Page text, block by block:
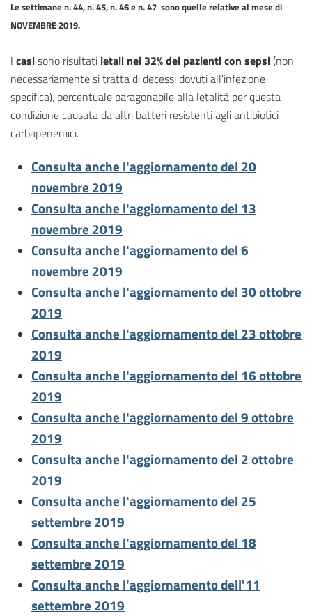
Le settimane n. 44, n. 45, n. 46 e n. 47 sono quelle relative al mese di
NOVEMBRE 2019.
I casisono risultati letali nel 32% dei pazienti con sepsi(non
necessariamente si tratta di decessi dovuti all'infezione
specifica), percentuale paragonabile alla letalità per questa
condizione causata da altri batteri resistenti agli antibiotici
carbapenemici.
Consulta anche l'aggiornamento del 20
novembre 2019
Consulta anche l'aggiornamento del 13
novembre 2019
Consulta anche l'aggiornamento del 6
novembre 2019
Consulta anche l'aggiornamento del 30 ottobre
2019
Consulta anche l'aggiornamento del 23 ottobre
2019
Consulta anche l'aggiornamento del 16 ottobre
2019
Consulta anche l'aggiornamento del 9 ottobre
2019
Consulta anche l'aggiornamento del 2 ottobre
2019
Consulta anche l'aggiornamento del 25
settembre 2019
Consulta anche l'aggiornamento del 18
settembre 2019
Consulta anche l'aggiornamento dell'11
settembre 2019